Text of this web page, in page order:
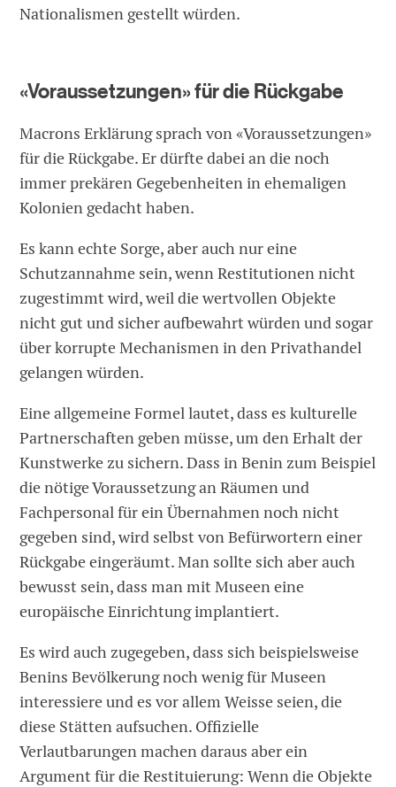
Nationalismen gestellt würden.
«Voraussetzungen» für die Rückgabe
Macrons Erklärung sprach von «Voraussetzungen»
für die Rückgabe. Er dürfte dabei an die noch
immer prekären Gegebenheiten in ehemaligen
Kolonien gedacht haben.
Es kann echte Sorge, aber auch nur eine
Schutzannahme sein, wenn Restitutionen nicht
zugestimmt wird, weil die wertvollen Objekte
nicht gut und sicher aufbewahrt würden und sogar
über korrupte Mechanismen in den Privathandel
gelangen würden.
Eine allgemeine Formel lautet, dass es kulturelle
Partnerschaften geben müsse, um den Erhalt der
Kunstwerke zu sichern. Dass in Benin zum Beispiel
die nötige Voraussetzung an Räumen und
Fachpersonal für ein Übernahmen noch nicht
gegeben sind, wird selbst von Befürwortern einer
Rückgabe eingeräumt. Man sollte sich aber auch
bewusst sein, dass man mit Museen eine
europäische Einrichtung implantiert.
Es wird auch zugegeben, dass sich beispielsweise
Benins Bevölkerung noch wenig für Museen
interessiere und es vor allem Weisse seien, die
diese Stätten aufsuchen. Offizielle
Verlautbarungen machen daraus aber ein
Argument für die Restituierung: Wenn die Objekte